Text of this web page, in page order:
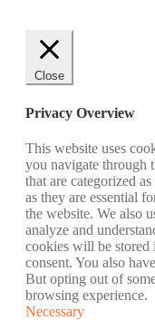
Close
Privacy Overview
This website uses
you navigate through
that are categorized
as they are essential
the website. We also
analyze and
cookies will be
consent. You also
But opting out of
browsing experience.
Necessary